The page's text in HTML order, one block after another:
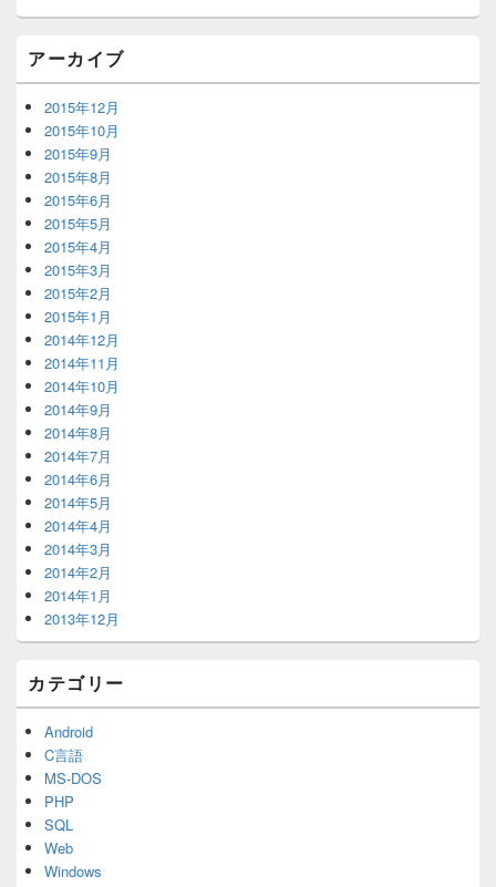
アーカイブ
2015年12月
2015年10月
2015年9月
2015年8月
2015年6月
2015年5月
2015年4月
2015年3月
2015年2月
2015年1月
2014年12月
2014年11月
2014年10月
2014年9月
2014年8月
2014年7月
2014年6月
2014年5月
2014年4月
2014年3月
2014年2月
2014年1月
2013年12月
カテゴリー
Android
C言語
MS-DOS
PHP
SQL
Web
Windows